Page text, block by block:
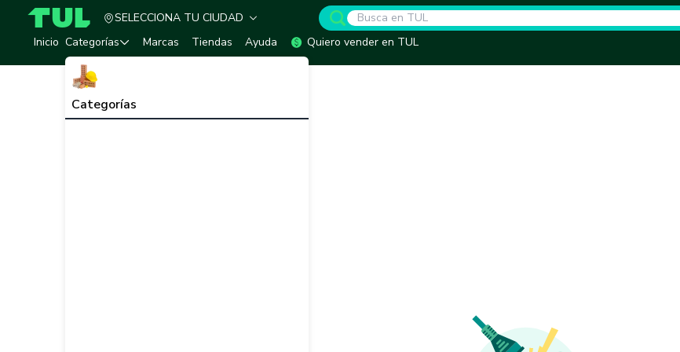
TUL - Tu Marketplace de Construcción
SELECCIONA TU CIUDAD
Inicio Categorías
Categorías
Marcas Tiendas Ayuda Quiero vender en TUL